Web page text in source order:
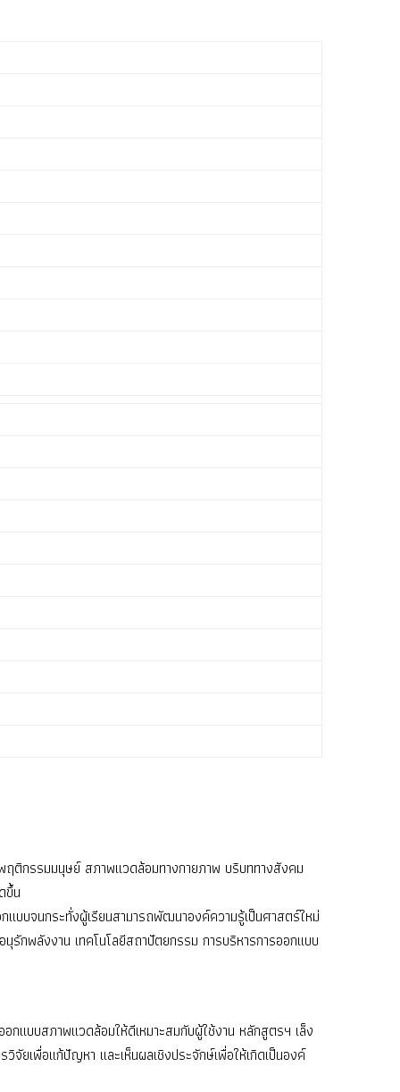
ฤติกรรมมนุษย์ สภาพแวดล้อมทางกายภาพ บริบททางสังคม
ขึ้น
แบบจนกระทั่งผู้เรียนสามารถพัฒนาองค์ความรู้เป็นศาสตร์ใหม่
กพลังงาน เทคโนโลยีสถาปัตยกรรม การบริหารการออกแบบ
กแบบสภาพแวดล้อมให้ดีเหมาะสมกับผู้ใช้งาน หลักสูตรฯ เล็ง
จัยเพื่อแก้ปัญหา และเห็นผลเชิงประจักษ์เพื่อให้เกิดเป็นองค์